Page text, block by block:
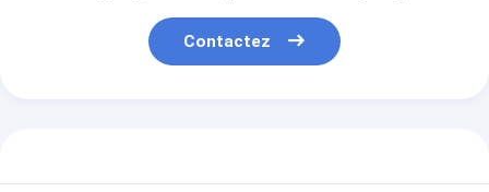
Contactez